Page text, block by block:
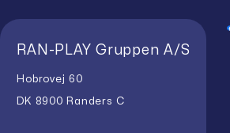
RAN-PLAY Gruppen A/S
Hobrovej 60
DK 8900 Randers C